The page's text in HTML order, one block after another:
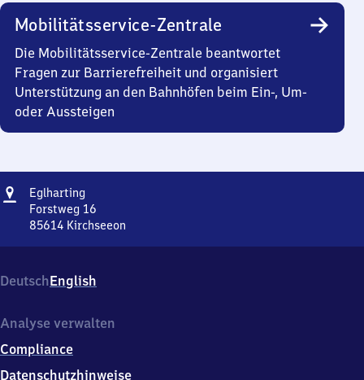
Mobilitätsservice-Zentrale
Die Mobilitätsservice-Zentrale beantwortet
Fragen zur Barrierefreiheit und organisiert
Unterstützung an den Bahnhöfen beim Ein-, Um-
oder Aussteigen
Adresse
Eglharting
Forstweg 16
85614 Kirchseeon
16,
8
6
4
Kirchseeon
DeutschEnglish
Analyse verwalten
Compliance
Datenschutzhinweise